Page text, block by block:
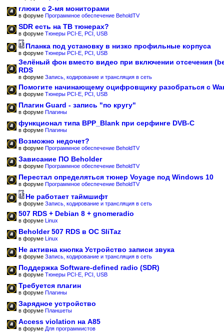
глюки с 2-мя мониторами
в форуме Программное обеспечение BeholdTV
SDR есть на ТВ тюнерах?
в форуме Тюнеры PCI-E, PCI, USB
Планка под установку в низко профильные корпуса
в форуме Тюнеры PCI-E, PCI, USB
Зелёный фон вместо видео при включении отсечения
RDS
в форуме Запись, кодирование и трансляция в сеть
Помогите начинающему оцифровщику разобраться с
в форуме Тюнеры PCI-E, PCI, USB
Плагин Guard - запись "по кругу"
в форуме Плагины
функционал типа BPP_Blank при серфинге DVB-C
в форуме Плагины
Возможно недочет?
в форуме Программное обеспечение BeholdTV
Зависание ПО Beholder
в форуме Программное обеспечение BeholdTV
Перестал определяться тюнер Voyage под Windows 10
в форуме Программное обеспечение BeholdTV
Не работает таймшифт
в форуме Запись, кодирование и трансляция в сеть
507 RDS + Debian 8 + gnomeradio
в форуме Linux
Beholder 507 RDS в ОС SliTaz
в форуме Linux
Не активна кнопка Устройство записи звука
в форуме Запись, кодирование и трансляция в сеть
Поддержка Software-defined radio (SDR)
в форуме Тюнеры PCI-E, PCI, USB
Требуется плагин
в форуме Плагины
Зарядное устройство
в форуме Планшеты
Access violation на A85
в форуме Для программистов